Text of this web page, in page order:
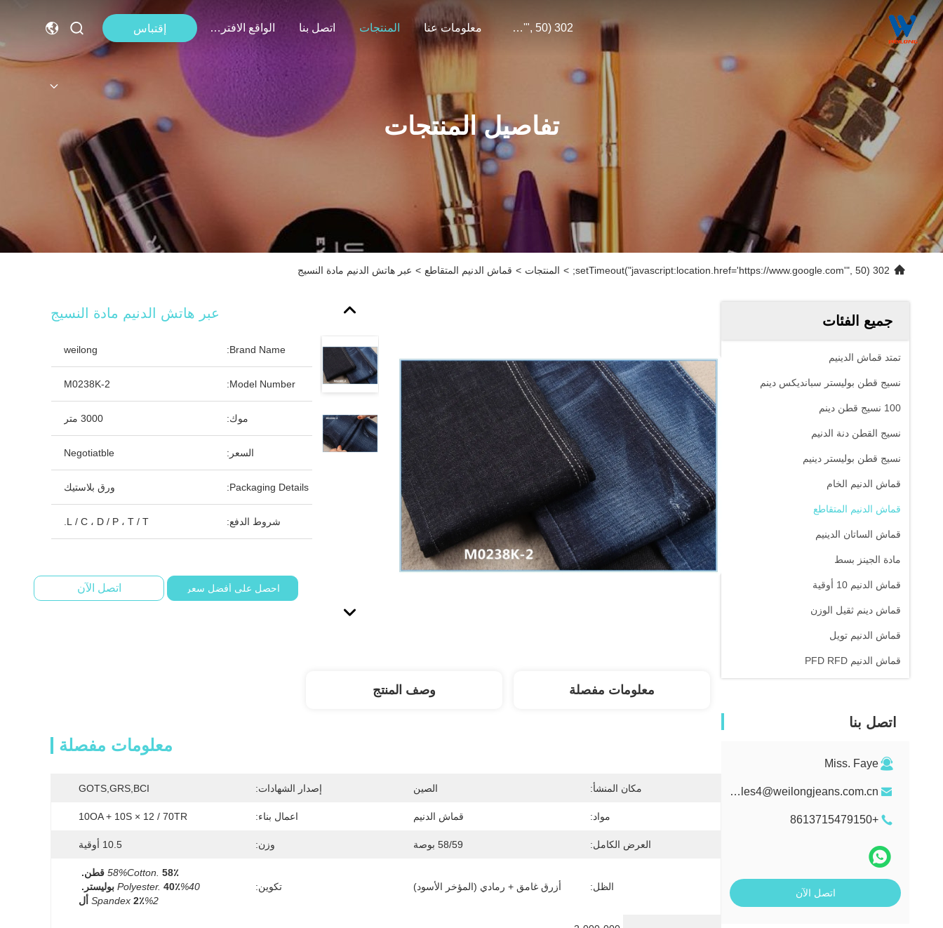
302 SetTimeout("javascript:location.href='https://www.google.com'", 50); معلومات عنا المنتجات اتصل بنا الواقع الافتراضي إقتباس
تفاصيل المنتجات
302 setTimeout("javascript:location.href='https://www.google.com'", 50);
> المنتجات > قماش الدنيم المتقاطع > عبر هاتش الدنيم مادة النسيج
جميع الفئات
تمتد قماش الدينيم
نسيج قطن بوليستر سبانديكس دينم
100 نسيج قطن دينم
نسيج القطن دنة الدنيم
نسيج قطن بوليستر دينيم
قماش الدنيم الخام
قماش الدنيم المتقاطع
قماش الساتان الدينيم
مادة الجينز بسط
قماش الدنيم 10 أوقية
قماش دينم ثقيل الوزن
قماش الدنيم تويل
قماش الدنيم PFD RFD
اتصل بنا
Miss. Faye
sales4@weilongjeans.com.cn
+8613715479150
اتصل الآن
عبر هاتش الدنيم مادة النسيج
Brand Name:
weilong
Model Number:
M0238K-2
موك: 3000 متر
السعر: Negotiatble
Packaging Details: ورق بلاستيك
شروط الدفع: L / C ، D / P ، T / T.
احصل على أفضل سعر اتصل الآن
معلومات مفصلة وصف المنتج
معلومات مفصلة
مكان المنشأ: الصين إصدار الشهادات: GOTS,GRS,BCI
مواد: قماش الدنيم اعمال بناء: 10OA + 10S × 12 / 70TR
العرض الكامل: 58/59 بوصة وزن: 10.5 أوقية
الظل: أزرق غامق + رمادي (المؤخر الأسود) تكوين:
58%Cotton. 58٪ قطن.
40%polyester.
40٪ بوليستر.
2%Spandex
2٪ أل